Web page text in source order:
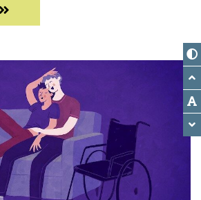
ÄR INTE SÅ OLIKA